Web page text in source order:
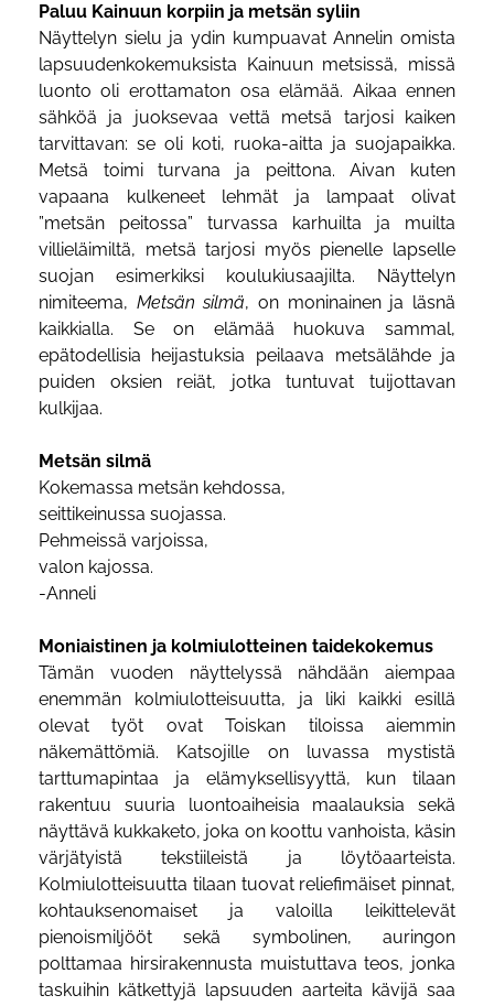
Paluu Kainuun korpiin ja metsän syliin
Näyttelyn sielu ja ydin kumpuavat Annelin omista
lapsuudenkokemuksista Kainuun metsissä, missä
luonto oli erottamaton osa elämää. Aikaa ennen
sähköä ja juoksevaa vettä metsä tarjosi kaiken
tarvittavan: se oli koti, ruoka-aitta ja suojapaikka.
Metsä toimi turvana ja peittona. Aivan kuten
vapaana kulkeneet lehmät ja lampaat olivat
”metsän peitossa” turvassa karhuilta ja muilta
villieläimiltä, metsä tarjosi myös pienelle lapselle
suojan esimerkiksi koulukiusaajilta. Näyttelyn
nimiteema, Metsän silmä, on moninainen ja läsnä
kaikkialla. Se on elämää huokuva sammal,
epätodellisia heijastuksia peilaava metsälähde ja
puiden oksien reiät, jotka tuntuvat tuijottavan
kulkijaa.
Metsän silmä
Kokemassa metsän kehdossa,
seittikeinussa suojassa.
Pehmeissä varjoissa,
valon kajossa.
-Anneli
Moniaistinen ja kolmiulotteinen taidekokemus
Tämän vuoden näyttelyssä nähdään aiempaa
enemmän kolmiulotteisuutta, ja liki kaikki esillä
olevat työt ovat Toiskan tiloissa aiemmin
näkemättömiä. Katsojille on luvassa mystistä
tarttumapintaa ja elämyksellisyyttä, kun tilaan
rakentuu suuria luontoaiheisia maalauksia sekä
näyttävä kukkaketo, joka on koottu vanhoista, käsin
värjätyistä tekstiileistä ja löytöaarteista.
Kolmiulotteisuutta tilaan tuovat reliefimäiset pinnat,
kohtauksenomaiset ja valoilla leikittelevät
pienoismiljööt sekä symbolinen, auringon
polttamaa hirsirakennusta muistuttava teos, jonka
taskuihin kätkettyjä lapsuuden aarteita kävijä saa